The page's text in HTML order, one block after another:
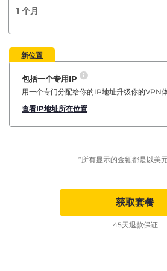
1 个月
新位置
包括一个专用IP
用一个专门分配给你的IP地址升级你的VPN体
查看IP地址所在位置
*所有显示的金额都是以美
获取套餐
45天退款保证